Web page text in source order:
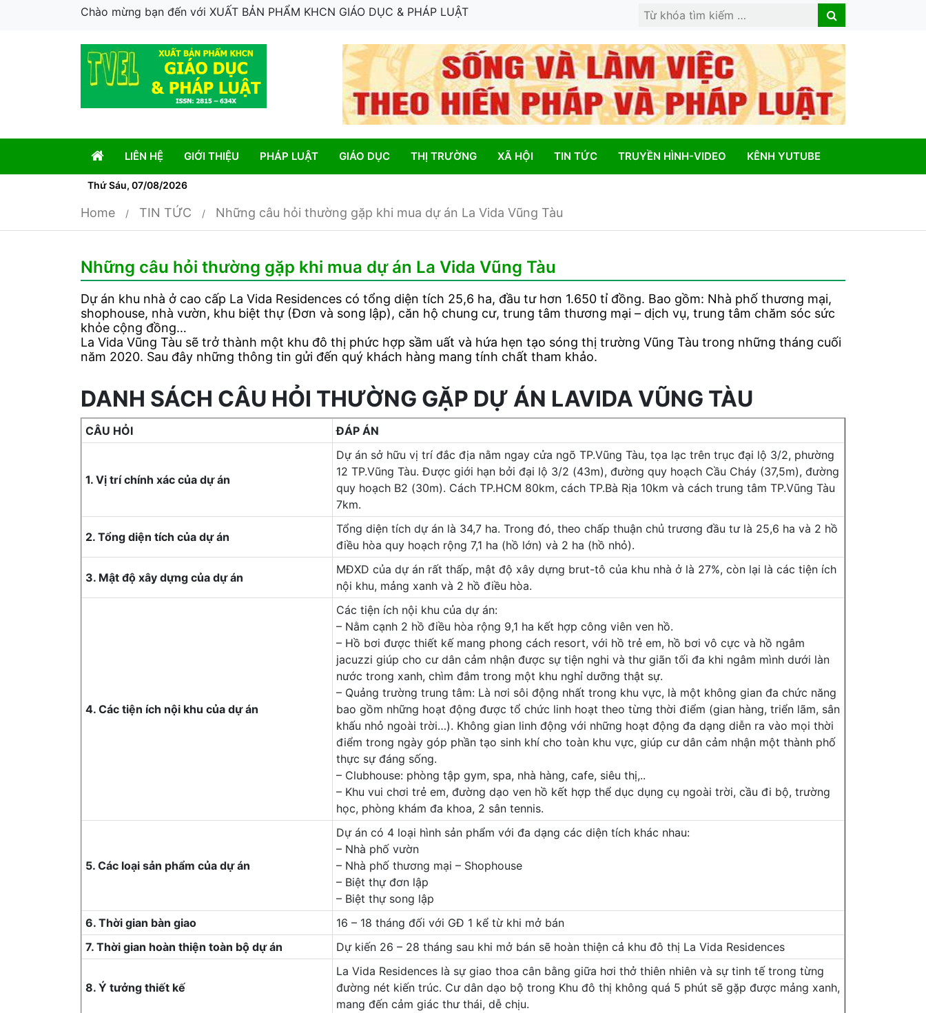
Chào mừng bạn đến với XUẤT BẢN PHẨM KHCN GIÁO DỤC & PHÁP LUẬT
Search
Search
LIÊN HỆ GIỚI THIỆU PHÁP LUẬT GIÁO DỤC THỊ TRƯỜNG XÃ HỘI TIN TỨC TRUYỀN HÌNH-VIDEO KÊNH YUTUBE
Thứ Sáu, 07/08/2026
Home TIN TỨC Những câu hỏi thường gặp khi mua dự án La Vida Vũng Tàu
Những câu hỏi thường gặp khi mua dự án La Vida Vũng Tàu
Dự án khu nhà ở cao cấp La Vida Residences có tổng diện tích 25,6 ha, đầu tư hơn 1.650 tỉ đồng. Bao gồm: Nhà phố thương mại,
shophouse, nhà vườn, khu biệt thự (Đơn và song lập), căn hộ chung cư, trung tâm thương mại – dịch vụ, trung tâm chăm sóc sức
khỏe cộng đồng…
La Vida Vũng Tàu sẽ trở thành một khu đô thị phức hợp sầm uất và hứa hẹn tạo sóng thị trường Vũng Tàu trong những tháng cuối
năm 2020. Sau đây những thông tin gửi đến quý khách hàng mang tính chất tham khảo.
DANH SÁCH CÂU HỎI THƯỜNG GẶP DỰ ÁN LAVIDA VŨNG TÀU
CÂU HỎI ĐÁP ÁN
1. Vị trí chính xác của dự án
Dự án sở hữu vị trí đắc địa nằm ngay cửa ngõ TP.Vũng Tàu, tọa lạc trên trục đại lộ 3/2, phường
12 TP.Vũng Tàu. Được giới hạn bởi đại lộ 3/2 (43m), đường quy hoạch Cầu Cháy (37,5m), đường
quy hoạch B2 (30m). Cách TP.HCM 80km, cách TP.Bà Rịa 10km và cách trung tâm TP.Vũng Tàu
7km.
2. Tổng diện tích của dự án
Tổng diện tích dự án là 34,7 ha. Trong đó, theo chấp thuận chủ trương đầu tư là 25,6 ha và 2 hồ
điều hòa quy hoạch rộng 7,1 ha (hồ lớn) và 2 ha (hồ nhỏ).
3. Mật độ xây dựng của dự án
MĐXD của dự án rất thấp, mật độ xây dựng brut-tô của khu nhà ở là 27%, còn lại là các tiện ích
nội khu, mảng xanh và 2 hồ điều hòa.
4. Các tiện ích nội khu của dự án
Các tiện ích nội khu của dự án:
– Nằm cạnh 2 hồ điều hòa rộng 9,1 ha kết hợp công viên ven hồ.
– Hồ bơi được thiết kế mang phong cách resort, với hồ trẻ em, hồ bơi vô cực và hồ ngâm
jacuzzi giúp cho cư dân cảm nhận được sự tiện nghi và thư giãn tối đa khi ngâm mình dưới làn
nước trong xanh, chìm đắm trong một khu nghỉ dưỡng thật sự.
– Quảng trường trung tâm: Là nơi sôi động nhất trong khu vực, là một không gian đa chức năng
bao gồm những hoạt động được tổ chức linh hoạt theo từng thời điểm (gian hàng, triển lãm, sân
khấu nhỏ ngoài trời…). Không gian linh động với những hoạt động đa dạng diễn ra vào mọi thời
điểm trong ngày góp phần tạo sinh khí cho toàn khu vực, giúp cư dân cảm nhận một thành phố
thực sự đáng sống.
– Clubhouse: phòng tập gym, spa, nhà hàng, cafe, siêu thị,..
– Khu vui chơi trẻ em, đường dạo ven hồ kết hợp thể dục dụng cụ ngoài trời, cầu đi bộ, trường
học, phòng khám đa khoa, 2 sân tennis.
5. Các loại sản phẩm của dự án
Dự án có 4 loại hình sản phẩm với đa dạng các diện tích khác nhau:
– Nhà phố vườn
– Nhà phố thương mại – Shophouse
– Biệt thự đơn lập
– Biệt thự song lập
6. Thời gian bàn giao
16 – 18 tháng đối với GĐ 1 kể từ khi mở bán
7. Thời gian hoàn thiện toàn bộ dự án
Dự kiến 26 – 28 tháng sau khi mở bán sẽ hoàn thiện cả khu đô thị La Vida Residences
8. Ý tưởng thiết kế
La Vida Residences là sự giao thoa cân bằng giữa hơi thở thiên nhiên và sự tinh tế trong từng
đường nét kiến trúc. Cư dân dạo bộ trong Khu đô thị không quá 5 phút sẽ gặp được mảng xanh,
mang đến cảm giác thư thái, dễ chịu.